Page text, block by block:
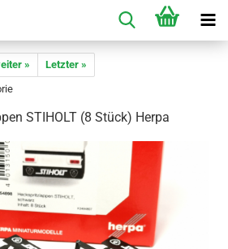
»
Letzter »
STIHOLT (8 Stück) Herpa